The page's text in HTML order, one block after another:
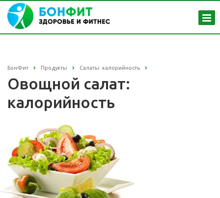
БонФит Продукты Салаты: калорийность
Овощной салат:
калорийность